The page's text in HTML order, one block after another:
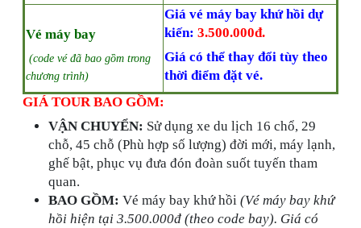
Vé máy bay
(code vé đã bao gồm trong
chương trình)
Giá vé máy bay khứ hồi dự
kiến: 3.500.000đ.
Giá có thể thay đổi tùy theo
thời điểm đặt vé.
GIÁ TOUR BAO GỒM:
VẬN CHUYỂN: Sử dụng xe du lịch 16 chổ, 29
chỗ, 45 chỗ (Phù hợp số lượng) đời mới, máy lạnh,
ghế bật, phục vụ đưa đón đoàn suốt tuyến tham
quan.
BAO GỒM: Vé máy bay khứ hồi (Vé máy bay khứ
hồi hiện tại 3.500.000đ (theo code bay). Giá có